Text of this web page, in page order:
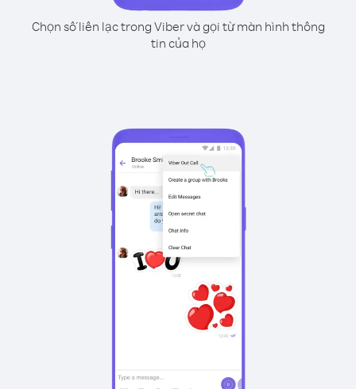
Chọn số liên lạc trong Viber và gọi từ màn hình thông
tin của họ